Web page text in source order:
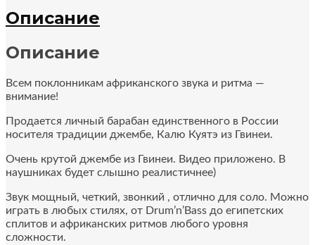
Описание
Описание
Всем поклонникам африканского звука и ритма —
внимание!
Продается личный барабан единственного в России
носителя традиции джембе, Калю Куятэ из Гвинеи.
Очень крутой джембе из Гвинеи. Видео приложено. В
наушниках будет слышно реалистичнее)
Звук мощный, четкий, звонкий , отлично для соло. Можно
играть в любых стилях, от Drum’n’Bass до египетских
сплитов и африканских ритмов любого уровня
сложности.